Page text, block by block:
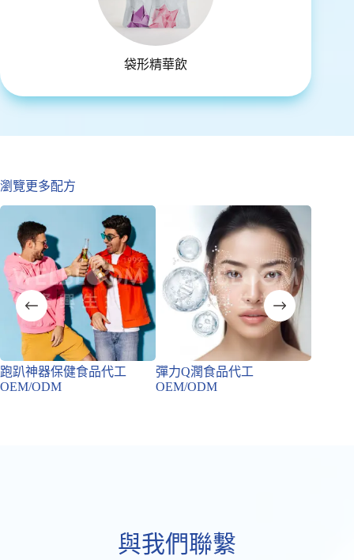
袋形精華飲
瀏覽更多配方
跑趴神器保健食品代工
OEM/ODM
彈力Q潤食品代工
OEM/ODM
與我們聯繫